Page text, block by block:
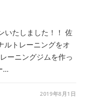
たしました！！ 佐
ルトレーニングをオ
ーニングジムを作っ
…
2019年8月1日